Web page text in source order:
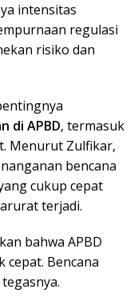
intensitas
regulasi
risiko dan
di APBD, termasuk
Menurut Zulfikar,
bencana
cukup cepat
terjadi.
bahwa APBD
Bencana